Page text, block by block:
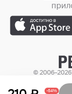
-54%
©